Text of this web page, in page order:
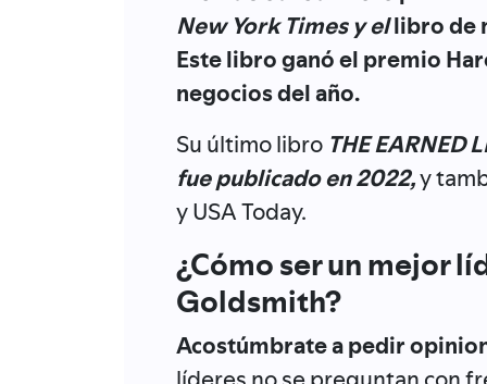
New York Times y ellibro de
Este libro ganó el premio
negocios del año.
Su último libro THE EARNED
fue publicado en 2022,y
y USA Today.
¿Cómo ser un mejor
Goldsmith?
Acostúmbrate a pedir